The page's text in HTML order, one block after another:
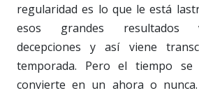
regularidad es lo que le está
esos grandes resultados
decepciones y así viene
temporada. Pero el tiempo
convierte en un ahora o